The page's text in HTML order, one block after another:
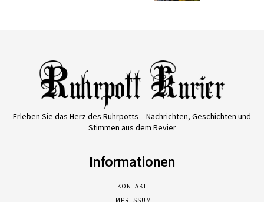
Erleben Sie das Herz des Ruhrpotts – Nachrichten, Geschichten und
Stimmen aus dem Revier
Informationen
KONTAKT
IMPRESSUM